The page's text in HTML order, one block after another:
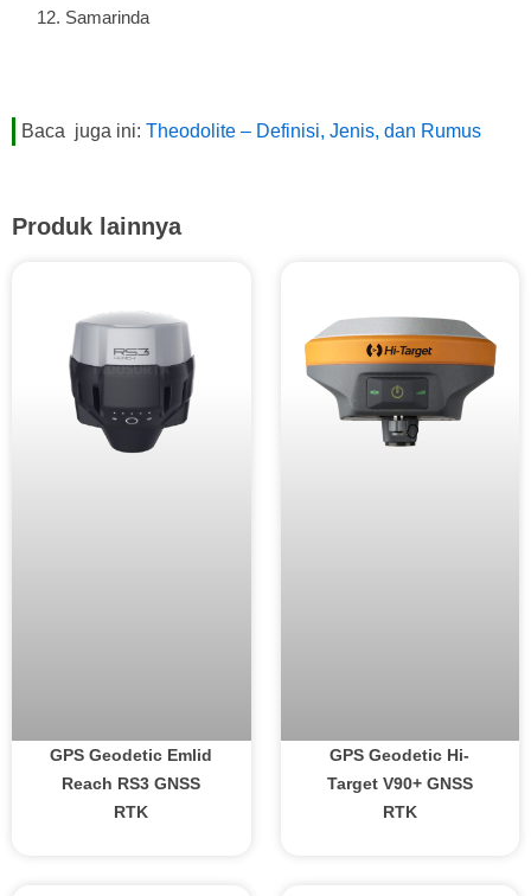
Samarinda
Baca juga ini: Theodolite – Definisi, Jenis, dan Rumus
Produk lainnya
GPS Geodetic Emlid
Reach RS3 GNSS
RTK
GPS Geodetic Hi-
Target V90+ GNSS
RTK